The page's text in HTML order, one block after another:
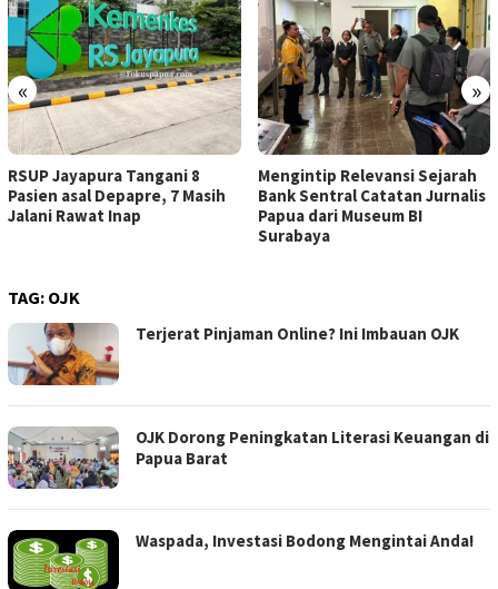
« »
RSUP Jayapura Tangani 8
Pasien asal Depapre, 7 Masih
Jalani Rawat Inap
Mengintip Relevansi Sejarah
Bank Sentral Catatan Jurnalis
Papua dari Museum BI
Surabaya
TAG: OJK
Terjerat Pinjaman Online? Ini Imbauan OJK
OJK Dorong Peningkatan Literasi Keuangan di
Papua Barat
Waspada, Investasi Bodong Mengintai Anda!